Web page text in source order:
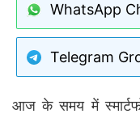
WhatsApp
Telegram
आज के समय में